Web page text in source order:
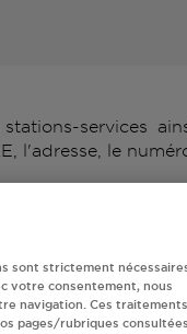
services
l'adresse, le
sont strictement
votre consentement, nous
navigation. Ces traitements
pages/rubriques